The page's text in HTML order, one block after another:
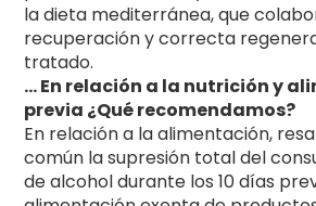
la dieta mediterránea, que
recuperación y correcta
tratado.
… En relación a la nutrición y
previa ¿Qué recomendamos?
En relación a la alimentación,
común la supresión total del
de alcohol durante los 10 días